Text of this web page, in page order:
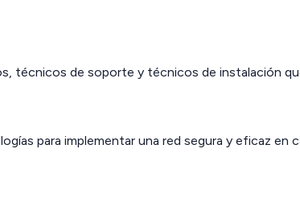
técnicos de soporte y técnicos de instalación
para implementar una red segura y eficaz en